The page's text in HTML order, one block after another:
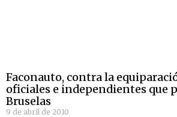
Faconauto, contra la
oficiales e independientes que
Bruselas
9 de abril de 2010